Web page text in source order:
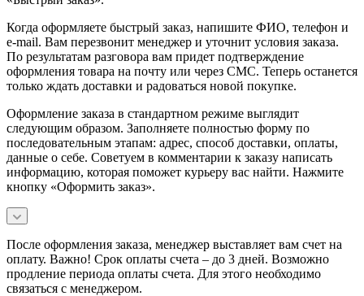
Когда оформляете быстрый заказ, напишите ФИО, телефон и
e-mail. Вам перезвонит менеджер и уточнит условия заказа.
По результатам разговора вам придет подтверждение
оформления товара на почту или через СМС. Теперь останется
только ждать доставки и радоваться новой покупке.
Оформление заказа в стандартном режиме выглядит
следующим образом. Заполняете полностью форму по
последовательным этапам: адрес, способ доставки, оплаты,
данные о себе. Советуем в комментарии к заказу написать
информацию, которая поможет курьеру вас найти. Нажмите
кнопку «Оформить заказ».
После оформления заказа, менеджер выставляет вам счет на
оплату. Важно! Срок оплаты счета – до 3 дней. Возможно
продление периода оплаты счета. Для этого необходимо
связаться с менеджером.